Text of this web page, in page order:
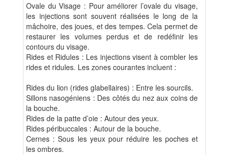
Ovale du Visage : Pour améliorer l’ovale du visage,
les injections sont souvent réalisées le long de la
mâchoire, des joues, et des tempes. Cela permet de
restaurer les volumes perdus et de redéfinir les
contours du visage.
Rides et Ridules : Les injections visent à combler les
rides et ridules. Les zones courantes incluent :
Rides du lion (rides glabellaires) : Entre les sourcils.
Sillons nasogéniens : Des côtés du nez aux coins de
la bouche.
Rides de la patte d’oie : Autour des yeux.
Rides péribuccales : Autour de la bouche.
Cernes : Sous les yeux pour réduire les poches et
les ombres.